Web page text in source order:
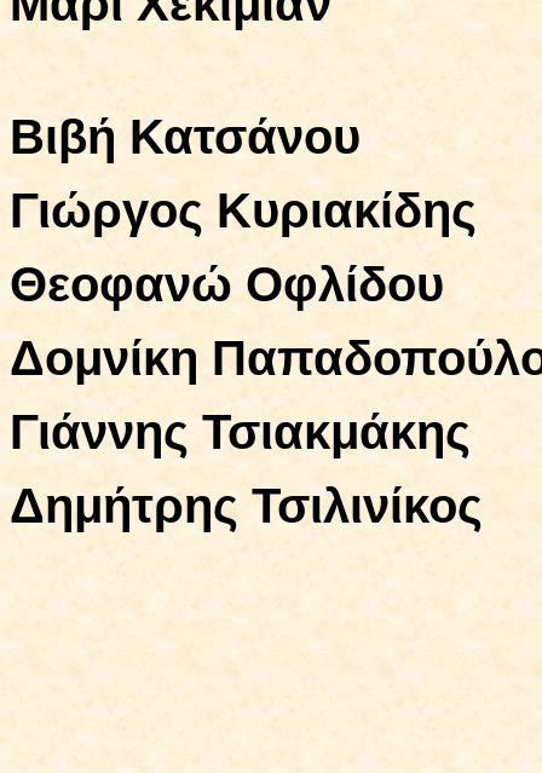
Βιβή Κατσάνου
Γιώργος Κυριακίδης
Θεοφανώ Οφλίδου
Δομνίκη
Γιάννης Τσιακμάκης
Δημήτρης Τσιλινίκος